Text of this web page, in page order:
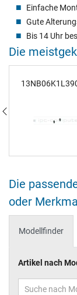
Einfache
Gute
Bis 14 Uhr
Die
Die
oder
Modellfinder
Artikel nach